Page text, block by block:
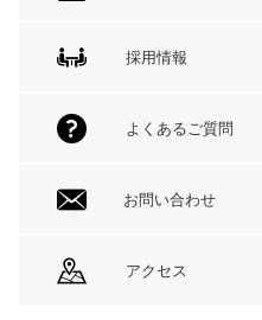
採用情報
よくあるご質問
お問い合わせ
アクセス